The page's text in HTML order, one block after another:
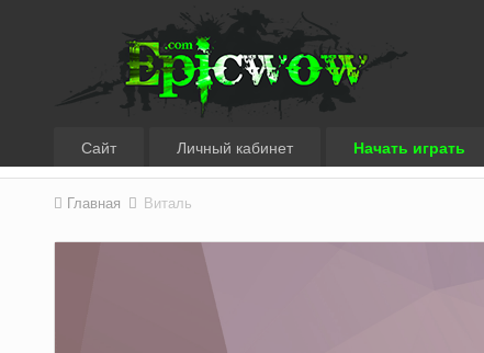
Сайт Личный кабинет Начать играть
Главная Виталь